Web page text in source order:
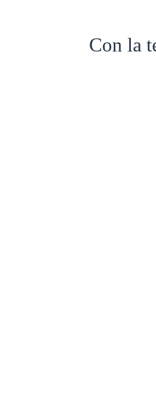
Con la